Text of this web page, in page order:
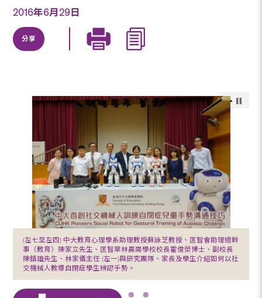
2016年6月29日
分享
(左七至左四) 中大教育心理學系助理教授蘇詠芝教授、匡智會助理總幹
事（教育）陳家立先生、匡智翠林晨崗學校校長霍俊榮博士、副校長
陳鎮雄先生、林家儀主任 (左一)與研究團隊、家長及學生介紹如何以社
交機械人教導自閉症學生辨認手勢。